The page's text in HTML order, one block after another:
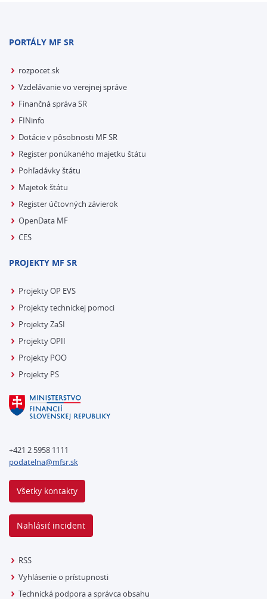
PORTÁLY MF SR
rozpocet.sk
Vzdelávanie vo verejnej správe
Finančná správa SR
FINinfo
Dotácie v pôsobnosti MF SR
Register ponúkaného majetku štátu
Pohľadávky štátu
Majetok štátu
Register účtovných závierok
OpenData MF
CES
PROJEKTY MF SR
Projekty OP EVS
Projekty technickej pomoci
Projekty ZaSI
Projekty OPII
Projekty POO
Projekty PS
+421 2 5958 1111
podatelna@mfsr.sk
Všetky kontakty
Nahlásiť incident
RSS
Vyhlásenie o prístupnosti
Technická podpora a správca obsahu